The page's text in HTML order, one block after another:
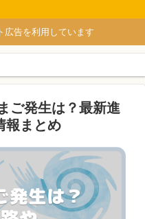
広告を利用しています
ご発生は？最新進
報まとめ